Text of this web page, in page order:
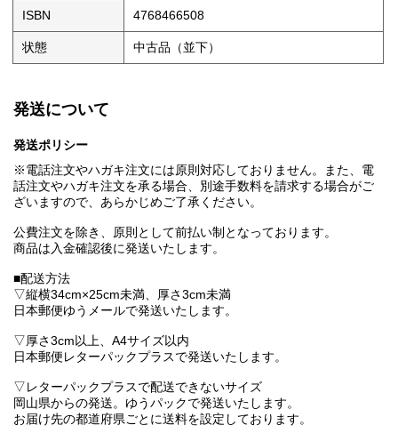
ISBN 4768466508
状態 中古品（並下）
発送について
発送ポリシー
※電話注文やハガキ注文には原則対応しておりません。また、電
話注文やハガキ注文を承る場合、別途手数料を請求する場合がご
ざいますので、あらかじめご了承ください。
公費注文を除き、原則として前払い制となっております。
商品は入金確認後に発送いたします。
■配送方法
▽縦横34cm×25cm未満、厚さ3cm未満
日本郵便ゆうメールで発送いたします。
▽厚さ3cm以上、A4サイズ以内
日本郵便レターパックプラスで発送いたします。
▽レターパックプラスで配送できないサイズ
岡山県からの発送。ゆうパックで発送いたします。
お届け先の都道府県ごとに送料を設定しております。